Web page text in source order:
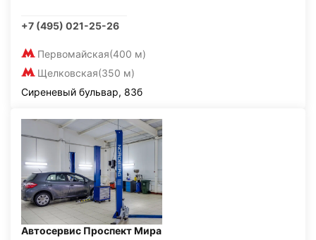
+7 (495) 021-25-26
Первомайская(400 м)
Щелковская(350 м)
Сиреневый бульвар, 83б
Автосервис Проспект Мира